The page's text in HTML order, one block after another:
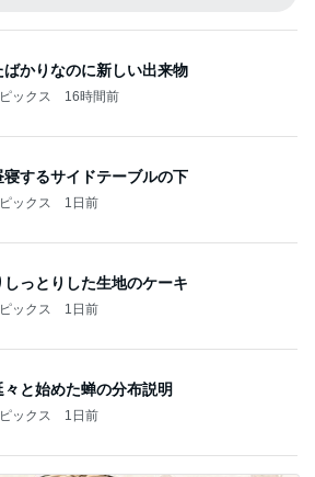
ばかりなのに新しい出来物
ックス 16時間前
寝するサイドテーブルの下
ックス 1日前
しっとりした生地のケーキ
ックス 1日前
と始めた蝉の分布説明
ックス 1日前